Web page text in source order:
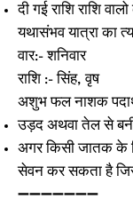
दी गई राशि राशि
यथासंभव यात्रा का
वार:- शनिवार
राशि :- सिंह, वृष
अशुभ फल नाशक
उड़द अथवा तेल से
अगर किसी जातक के
सेवन कर सकता है
➖➖➖➖➖➖➖